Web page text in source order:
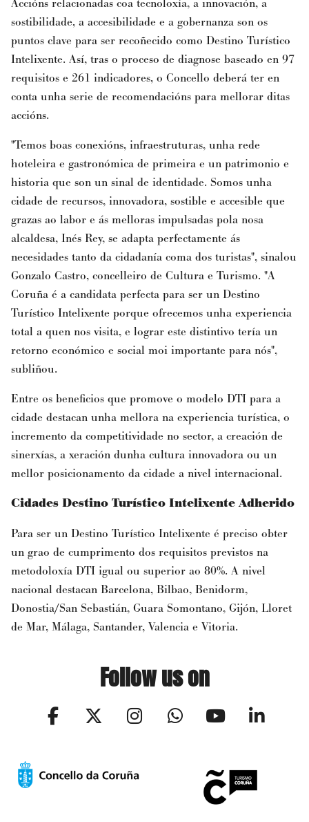
Accións relacionadas coa tecnoloxía, a innovación, a
sostibilidade, a accesibilidade e a gobernanza son os
puntos clave para ser recoñecido como Destino Turístico
Intelixente. Así, tras o proceso de diagnose baseado en 97
requisitos e 261 indicadores, o Concello deberá ter en
conta unha serie de recomendacións para mellorar ditas
accións.
"Temos boas conexións, infraestruturas, unha rede
hoteleira e gastronómica de primeira e un patrimonio e
historia que son un sinal de identidade. Somos unha
cidade de recursos, innovadora, sostible e accesible que
grazas ao labor e ás melloras impulsadas pola nosa
alcaldesa, Inés Rey, se adapta perfectamente ás
necesidades tanto da cidadanía coma dos turistas", sinalou
Gonzalo Castro, concelleiro de Cultura e Turismo. "A
Coruña é a candidata perfecta para ser un Destino
Turístico Intelixente porque ofrecemos unha experiencia
total a quen nos visita, e lograr este distintivo tería un
retorno económico e social moi importante para nós",
subliñou.
Entre os beneficios que promove o modelo DTI para a
cidade destacan unha mellora na experiencia turística, o
incremento da competitividade no sector, a creación de
sinerxías, a xeración dunha cultura innovadora ou un
mellor posicionamento da cidade a nivel internacional.
Cidades Destino Turístico Intelixente Adherido
Para ser un Destino Turístico Intelixente é preciso obter
un grao de cumprimento dos requisitos previstos na
metodoloxía DTI igual ou superior ao 80%. A nivel
nacional destacan Barcelona, Bilbao, Benidorm,
Donostia/San Sebastián, Guara Somontano, Gijón, Lloret
de Mar, Málaga, Santander, Valencia e Vitoria.
Follow us on